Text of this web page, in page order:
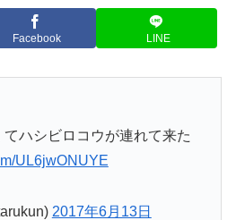
Facebook LINE
ハシビロコウが連れて来た
UL6jwONUYE
2017年6月13日